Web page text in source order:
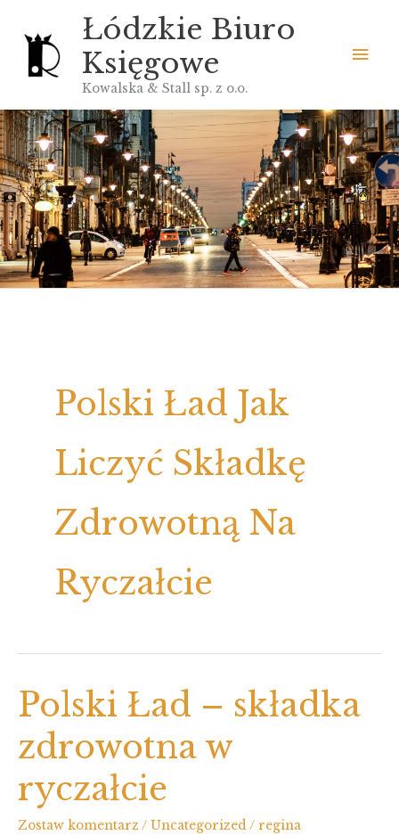
Łódzkie Biuro
Księgowe
Kowalska & Stall sp. z o.o.
Polski Ład Jak
Liczyć Składkę
Zdrowotną Na
Ryczałcie
Polski Ład – składka
zdrowotna w
ryczałcie
Zostaw komentarz / Uncategorized/ regina